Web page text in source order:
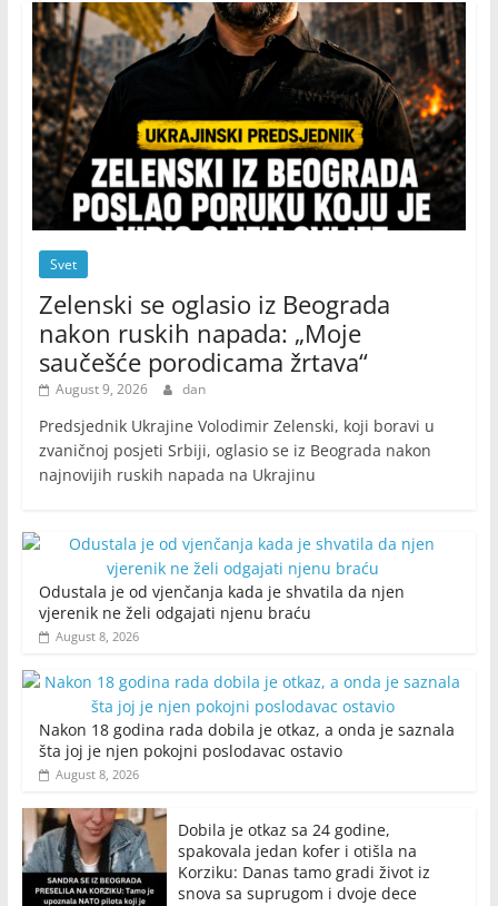
Svet
Zelenski se oglasio iz Beograda
nakon ruskih napada: „Moje
saučešće porodicama žrtava“
August 9, 2026 dan
Predsjednik Ukrajine Volodimir Zelenski, koji boravi u
zvaničnoj posjeti Srbiji, oglasio se iz Beograda nakon
najnovijih ruskih napada na Ukrajinu
Odustala je od vjenčanja kada je shvatila da njen
vjerenik ne želi odgajati njenu braću
August 8, 2026
Nakon 18 godina rada dobila je otkaz, a onda je saznala
šta joj je njen pokojni poslodavac ostavio
August 8, 2026
Dobila je otkaz sa 24 godine,
spakovala jedan kofer i otišla na
Korziku: Danas tamo gradi život iz
snova sa suprugom i dvoje dece